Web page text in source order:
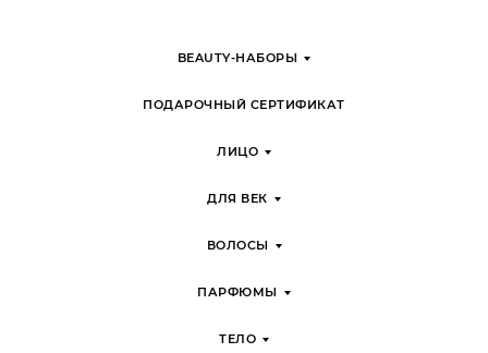
BEAUTY-НАБОРЫ
ПОДАРОЧНЫЙ СЕРТИФИКАТ
ЛИЦО
ДЛЯ ВЕК
ВОЛОСЫ
ПАРФЮМЫ
ТЕЛО